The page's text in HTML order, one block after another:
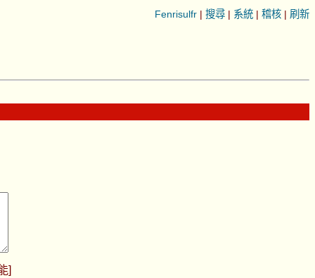
Fenrisulfr | 搜尋 | 系統 | 稽核 | 刷新
]